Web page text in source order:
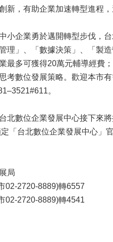
新，有助企業加速轉型進程，
企業勇於邁開轉型步伐，台
理」、「數據決策」、「製
最多可獲得20萬元輔導經費
考數位發展策略。歡迎本市
。
數位企業發展中心接下來將
「台北數位企業發展中心」
局
02-2720-8889)轉6557
02-2720-8889)轉4541